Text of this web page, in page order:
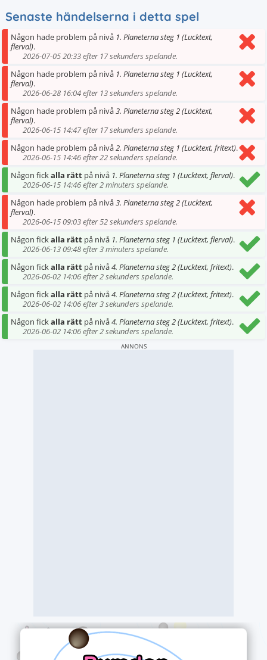
Senaste händelserna i detta spel
Någon hade problem på nivå 1. Planeterna steg 1 (Lucktext,
flerval).
2026-07-05 20:33 efter 17 sekunders spelande.
Någon hade problem på nivå 1. Planeterna steg 1 (Lucktext,
flerval).
2026-06-28 16:04 efter 13 sekunders spelande.
Någon hade problem på nivå3. Planeterna steg 2 (Lucktext,
flerval).
2026-06-15 14:47 efter 17 sekunders spelande.
Någon hade problem på nivå2. Planeterna steg 1 (Lucktext, fritext).
2026-06-15 14:46 efter 22 sekunders spelande.
Någon fickalla rätt på nivå 1. Planeterna steg 1 (Lucktext, flerval).
2026-06-15 14:46 efter 2 minuters spelande.
Någon hade problem på nivå3. Planeterna steg 2 (Lucktext,
flerval).
2026-06-15 09:03 efter 52 sekunders spelande.
Någon fickalla rätt på nivå 1. Planeterna steg 1 (Lucktext, flerval).
2026-06-13 09:48 efter 3 minuters spelande.
Någon fickalla rätt på nivå4. Planeterna steg 2 (Lucktext, fritext).
2026-06-02 14:06 efter 2 sekunders spelande.
Någon fickalla rätt på nivå4. Planeterna steg 2 (Lucktext, fritext).
2026-06-02 14:06 efter 3 sekunders spelande.
Någon fickalla rätt på nivå4. Planeterna steg 2 (Lucktext, fritext).
2026-06-02 14:06 efter 2 sekunders spelande.
ANNONS